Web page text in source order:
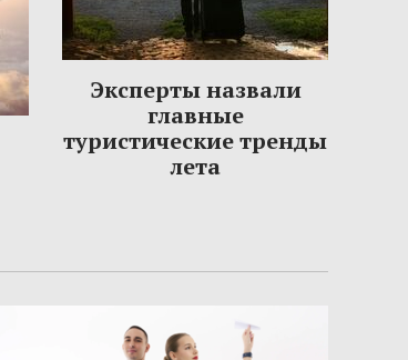
Эксперты назвали
главные
туристические тренды
лета